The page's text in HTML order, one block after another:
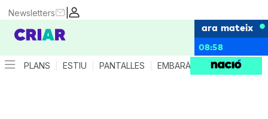
|
Newsletters
ara mateix
08:58
PLANS ESTIU PANTALLES EMBARÀS CRIANÇA